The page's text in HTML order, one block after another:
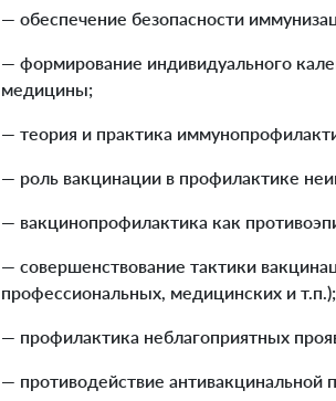
— обеспечение безопасности
— формирование индивидуального
медицины;
— теория и практика
— роль вакцинации в профилактике
— вакцинопрофилактика как
— совершенствование тактики
профессиональных, медицинских и т.п.);
— профилактика неблагоприятных
— противодействие антивакцинальной